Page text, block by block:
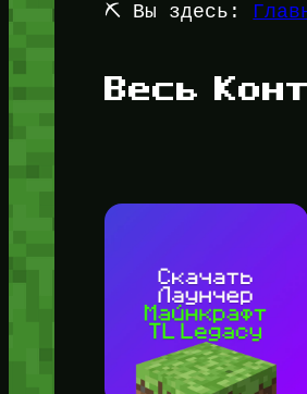
⛏️ Вы здесь:
Весь